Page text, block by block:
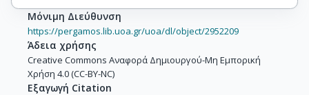
Μόνιμη Διεύθυνση
https://pergamos.lib.uoa.gr/uoa/dl/object/2952209
Άδεια χρήσης
Creative Commons Αναφορά Δημιουργού-Μη Εμπορική
Χρήση 4.0 (CC-BY-NC)
Εξαγωγή Citation